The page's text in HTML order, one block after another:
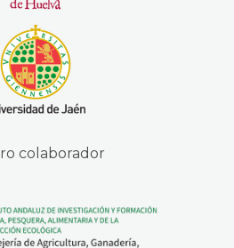
colaborador